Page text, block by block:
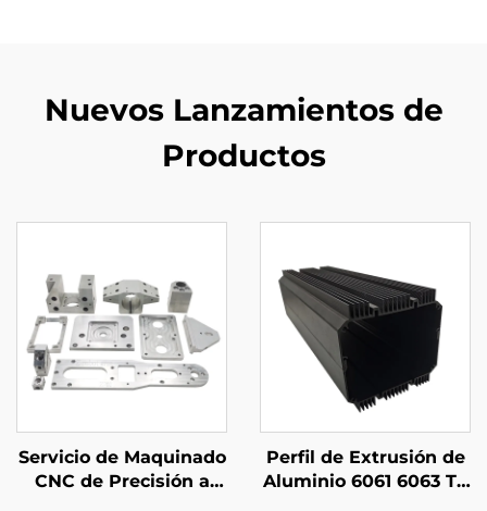
Nuevos Lanzamientos de
Productos
Servicio de Maquinado
CNC de Precisión a
Perfil de Extrusión de
Aluminio 6061 6063 T5